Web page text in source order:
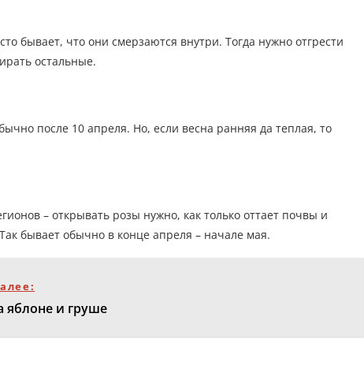
бывает, что они смерзаются внутри. Тогда нужно отгрести
остальные.
после 10 апреля. Но, если весна ранняя да теплая, то
– открывать розы нужно, как только оттает почвы и
бывает обычно в конце апреля – начале мая.
яблоне и груше